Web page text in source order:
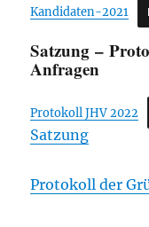
Kandidaten-2021
Satzung –
Anfragen
Protokoll JHV 2022
Satzung
Protokoll der